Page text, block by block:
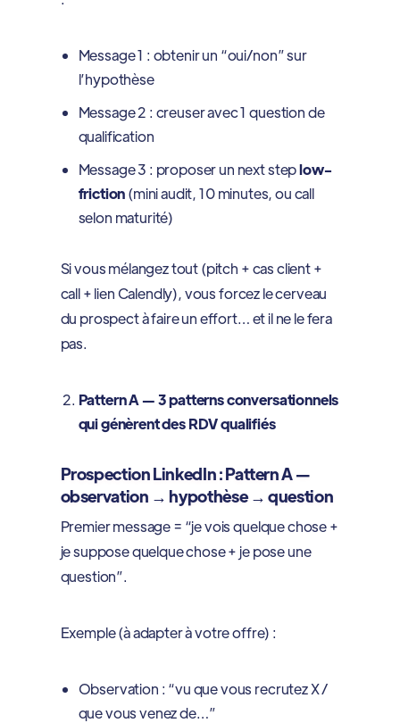
Message 1 : obtenir un “oui/non” sur
l’hypothèse
Message 2 : creuser avec 1 question de
qualification
Message 3 : proposer un next steplow-
friction(mini audit, 10 minutes, ou call
selon maturité)
Si vous mélangez tout (pitch + cas client +
call + lien Calendly), vous forcez le cerveau
du prospect à faire un effort… et il ne le fera
pas.
Pattern A — 3 patterns conversationnels
qui génèrent des RDV qualifiés
Prospection LinkedIn : Pattern A —
observation → hypothèse → question
Premier message = “je vois quelque chose +
je suppose quelque chose + je pose une
question”.
Exemple (à adapter à votre offre) :
Observation : “vu que vous recrutez X /
que vous venez de…”